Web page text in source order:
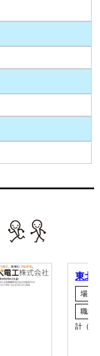
東北
場所
職種
計（プ